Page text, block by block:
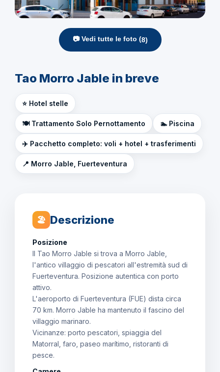
📷 Vedi tutte le foto (8)
Tao Morro Jable in breve
⭐ Hotel stelle
🍽️ Trattamento Solo Pernottamento 🏊 Piscina
✈️ Pacchetto completo: voli + hotel + trasferimenti
📍 Morro Jable, Fuerteventura
🏖 Descrizione
Posizione
Il Tao Morro Jable si trova a Morro Jable,
l'antico villaggio di pescatori all'estremità sud di
Fuerteventura. Posizione autentica con porto
attivo.
L'aeroporto di Fuerteventura (FUE) dista circa
70 km. Morro Jable ha mantenuto il fascino del
villaggio marinaro.
Vicinanze: porto pescatori, spiaggia del
Matorral, faro, paseo marítimo, ristoranti di
pesce.